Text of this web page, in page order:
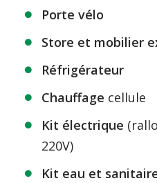
Porte vélo
Store et mobilier
Réfrigérateur
Chauffage cellule
Kit électrique
220V)
Kit eau et